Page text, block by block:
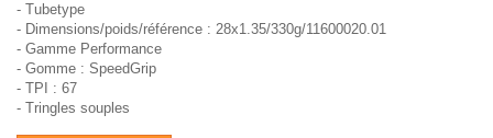
- Tubetype
- Dimensions/poids/référence : 28x1.35/330g/11600020.01
- Gamme Performance
- Gomme : SpeedGrip
- TPI : 67
- Tringles souples